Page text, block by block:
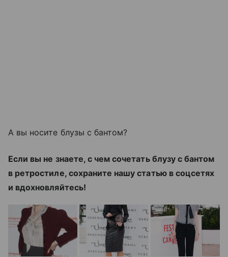
А вы носите блузы с бантом?
Если вы не знаете, с чем сочетать блузу с бантом
в ретростиле, сохраните нашу статью в соцсетях
и вдохновляйтесь!